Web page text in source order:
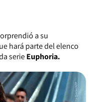
a su
hará parte del elenco
serieEuphoria.